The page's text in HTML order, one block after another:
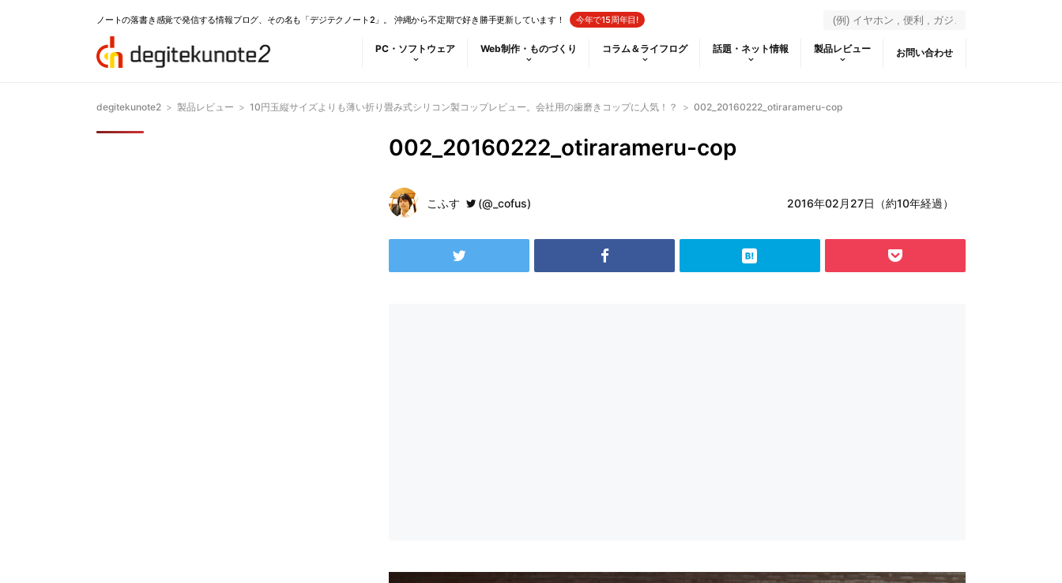
ノートの落書き感覚で発信する情報ブログ、その名も「デジテクノート2」。 沖縄から不定期で好き勝手更新しています！ 今年で15周年目!
PC・ソフトウェア Web制作・ものづくり コラム＆ライフログ 話題・ネット情報 製品レビュー お問い合わせ
degitekunote2 > 製品レビュー > 10円玉縦サイズよりも薄い折り畳み式シリコン製コップレビュー。会社用の歯磨きコップに人気！？ > 002_20160222_otirarameru-cop
002_20160222_otirarameru-cop
こふす (@_cofus) 2016年02月27日（約10年経過）